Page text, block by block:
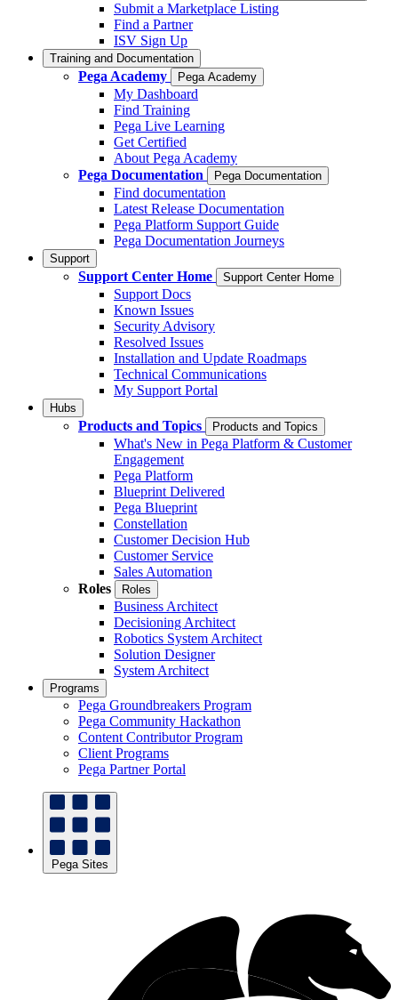
Submit a Marketplace Listing
Find a Partner
ISV Sign Up
Training and Documentation
Pega Academy Pega Academy
My Dashboard
Find Training
Pega Live Learning
Get Certified
About Pega Academy
Pega Documentation
Pega Documentation
Find documentation
Latest Release Documentation
Pega Platform Support Guide
Pega Documentation Journeys
Support
Support Center Home Support Center Home
Support Docs
Known Issues
Security Advisory
Resolved Issues
Installation and Update Roadmaps
Technical Communications
My Support Portal
Hubs
Products and Topics Products and Topics
What's New in Pega Platform & Customer
Engagement
Pega Platform
Blueprint Delivered
Pega Blueprint
Constellation
Customer Decision Hub
Customer Service
Sales Automation
Roles
Roles
Business Architect
Decisioning Architect
Robotics System Architect
Solution Designer
System Architect
Programs
Pega Groundbreakers Program
Pega Community Hackathon
Content Contributor Program
Client Programs
Pega Partner Portal
Pega Sites